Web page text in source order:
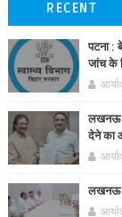
RECENT
पटना :
जांच के
लखनऊ :
देने का
लखनऊ :